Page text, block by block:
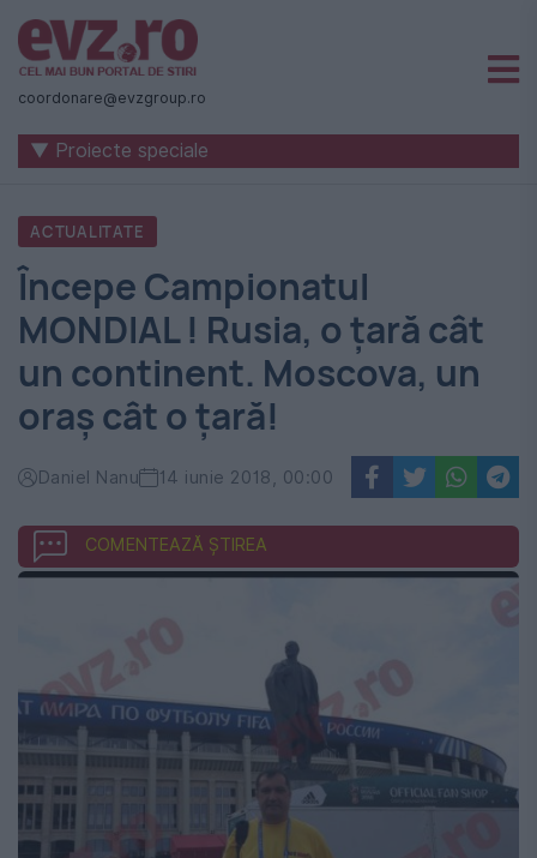
Știri
naționale
internaționale
România
Evenimentul
Zilei
coordonare@evzgroup.ro
▼ Proiecte speciale
ACTUALITATE
Începe Campionatul
MONDIAL ! Rusia, o țară cât
un continent. Moscova, un
oraș cât o țară!
Daniel Nanu 14 iunie 2018, 00:00
COMENTEAZĂ ȘTIREA